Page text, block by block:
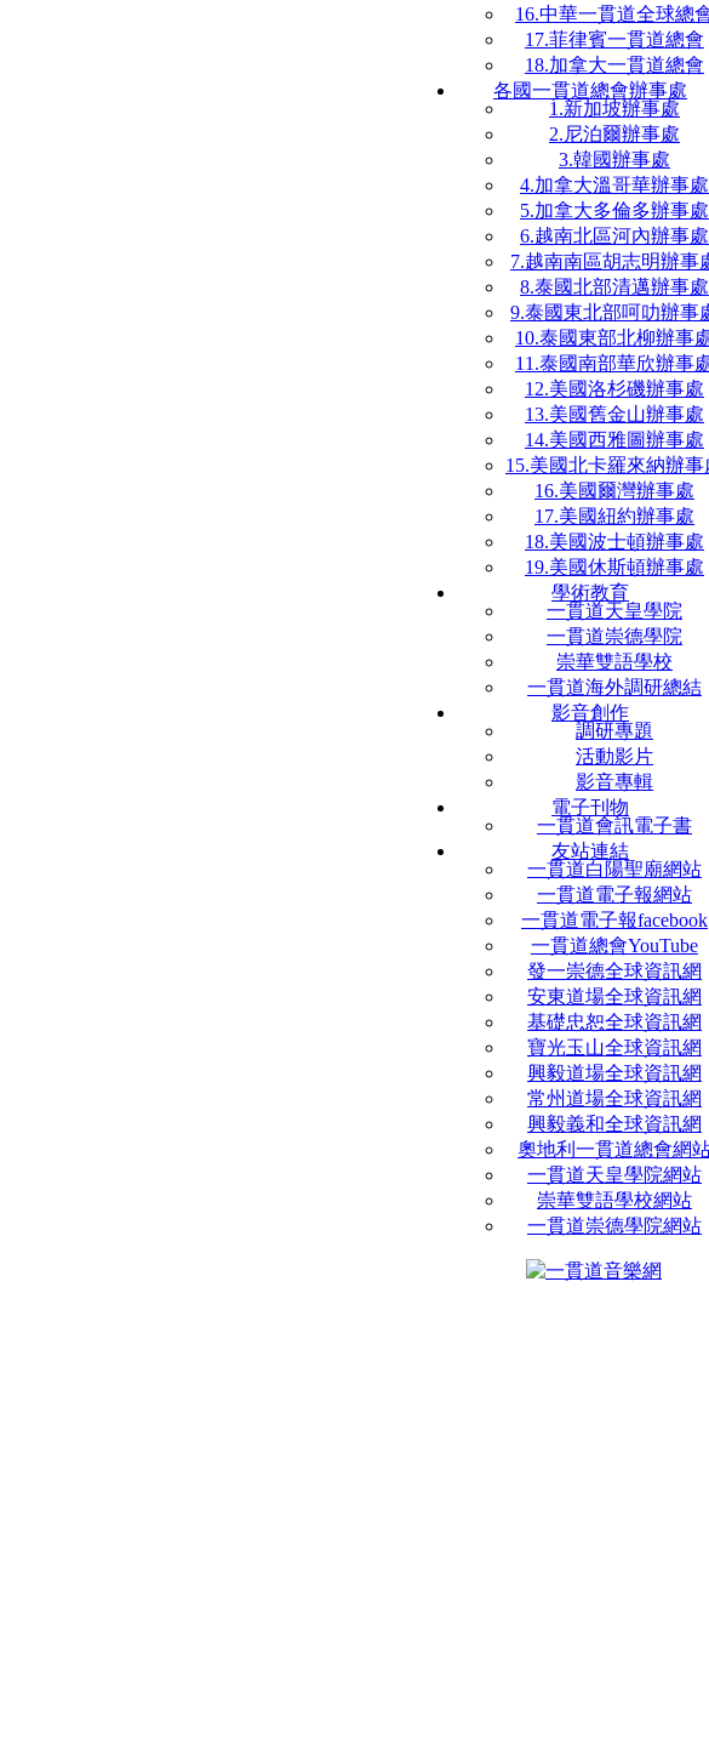
16.中華一貫道全球總
17.菲律賓一貫道總會
18.加拿大一貫道總會
各國一貫道總會辦事處
1.新加坡辦事處
2.尼泊爾辦事處
3.韓國辦事處
4.加拿大溫哥華辦事處
5.加拿大多倫多辦事處
6.越南北區河內辦事處
7.越南南區胡志明辦事
8.泰國北部清邁辦事處
9.泰國東北部呵叻辦事
10.泰國東部北柳辦事
11.泰國南部華欣辦事
12.美國洛杉磯辦事處
13.美國舊金山辦事處
14.美國西雅圖辦事處
15.美國北卡羅來納辦事
16.美國爾灣辦事處
17.美國紐約辦事處
18.美國波士頓辦事處
19.美國休斯頓辦事處
學術教育
一貫道天皇學院
一貫道崇德學院
崇華雙語學校
一貫道海外調研總結
影音創作
調研專題
活動影片
影音專輯
電子刊物
一貫道會訊電子書
友站連結
一貫道白陽聖廟網站
一貫道電子報網站
一貫道電子報facebook
一貫道總會YouTube
發一崇德全球資訊網
安東道場全球資訊網
基礎忠恕全球資訊網
寶光玉山全球資訊網
興毅道場全球資訊網
常州道場全球資訊網
興毅義和全球資訊網
奧地利一貫道總會網
一貫道天皇學院網站
崇華雙語學校網站
一貫道崇德學院網站